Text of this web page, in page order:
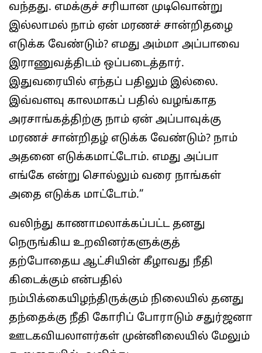
வந்தது. எமக்குச் சரியான முடிவொன்று
இல்லாமல் நாம் ஏன் மரணச் சான்றிதழை
எடுக்க வேண்டும்? எமது அம்மா அப்பாவை
இராணுவத்திடம் ஒப்படைத்தார்.
இதுவரையில் எந்தப் பதிலும் இல்லை.
இவ்வளவு காலமாகப் பதில் வழங்காத
அரசாங்கத்திற்கு நாம் ஏன் அப்பாவுக்கு
மரணச் சான்றிதழ் எடுக்க வேண்டும்? நாம்
அதனை எடுக்கமாட்டோம். எமது அப்பா
எங்கே என்று சொல்லும் வரை நாங்கள்
அதை எடுக்க மாட்டோம்.”
வலிந்து காணாமலாக்கப்பட்ட தனது
நெருங்கிய உறவினர்களுக்குத்
தற்போதைய ஆட்சியின் கீழாவது நீதி
கிடைக்கும் என்பதில்
நம்பிக்கையிழந்திருக்கும் நிலையில் தனது
தந்தைக்கு நீதி கோரிப் போராடும் சதுர்ஜனா
ஊடகவியலாளர்கள் முன்னிலையில் மேலும்